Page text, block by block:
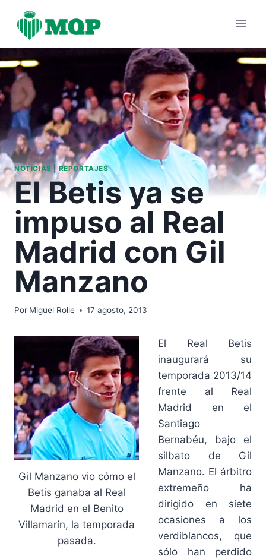
contenido
NOTICIAS | REPORTAJES
El Betis ya se
impuso al Real
Madrid con Gil
Manzano
Por Miguel Rolle 17 agosto, 2013
Gil Manzano vio cómo el
Betis ganaba al Real
Madrid en el Benito
Villamarín, la temporada
pasada.
El Real Betis
inaugurará su
temporada 2013/14
frente al Real
Madrid en el
Santiago
Bernabéu, bajo el
silbato de Gil
Manzano. El árbitro
extremeño ha
dirigido en siete
ocasiones a los
verdiblancos, que
sólo han perdido